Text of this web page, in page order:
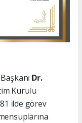
Dr.
Kurulu
ilde görev